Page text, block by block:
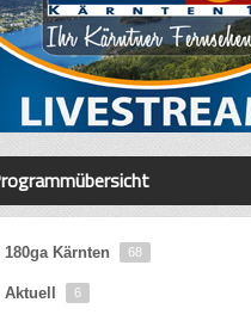
180ga Kärnten 68
Aktuell 6